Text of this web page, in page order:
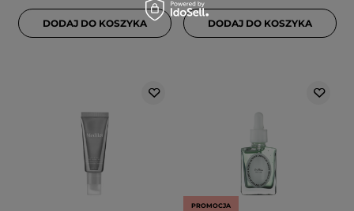
DODAJ DO KOSZYKA DODAJ DO KOSZYKA
PROMOCJA